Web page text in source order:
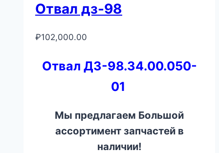
Отвал дз-98
₽102,000.00
Отвал ДЗ-98.34.00.050-
01
Мы предлагаем Большой
ассортимент запчастей в
наличии!